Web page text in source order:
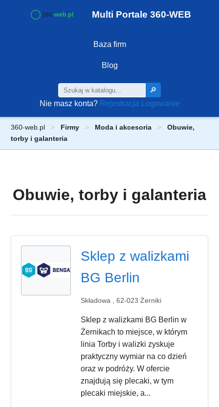
Multi Portale 360-WEB
Baza firm
Blog
🔎
Nie masz konta? Rejestracja Logowanie
360-web.pl Firmy Moda i akcesoria
Obuwie,
torby i galanteria
Obuwie, torby i galanteria
Sklep z walizkami
BG Berlin
Składowa , 62-023 Żerniki
Sklep z walizkami BG Berlin w
Żernikach to miejsce, w którym
linia Torby i walizki zyskuje
praktyczny wymiar na co dzień
oraz w podróży. W ofercie
znajdują się plecaki, w tym
plecaki miejskie, a...